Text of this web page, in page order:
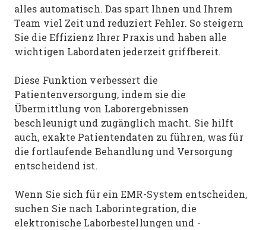
alles automatisch. Das spart Ihnen und Ihrem
Team viel Zeit und reduziert Fehler. So steigern
Sie die Effizienz Ihrer Praxis und haben alle
wichtigen Labordaten jederzeit griffbereit.
Diese Funktion verbessert die
Patientenversorgung, indem sie die
Übermittlung von Laborergebnissen
beschleunigt und zugänglich macht. Sie hilft
auch, exakte Patientendaten zu führen, was für
die fortlaufende Behandlung und Versorgung
entscheidend ist.
Wenn Sie sich für ein EMR-System entscheiden,
suchen Sie nach Laborintegration, die
elektronische Laborbestellungen und -